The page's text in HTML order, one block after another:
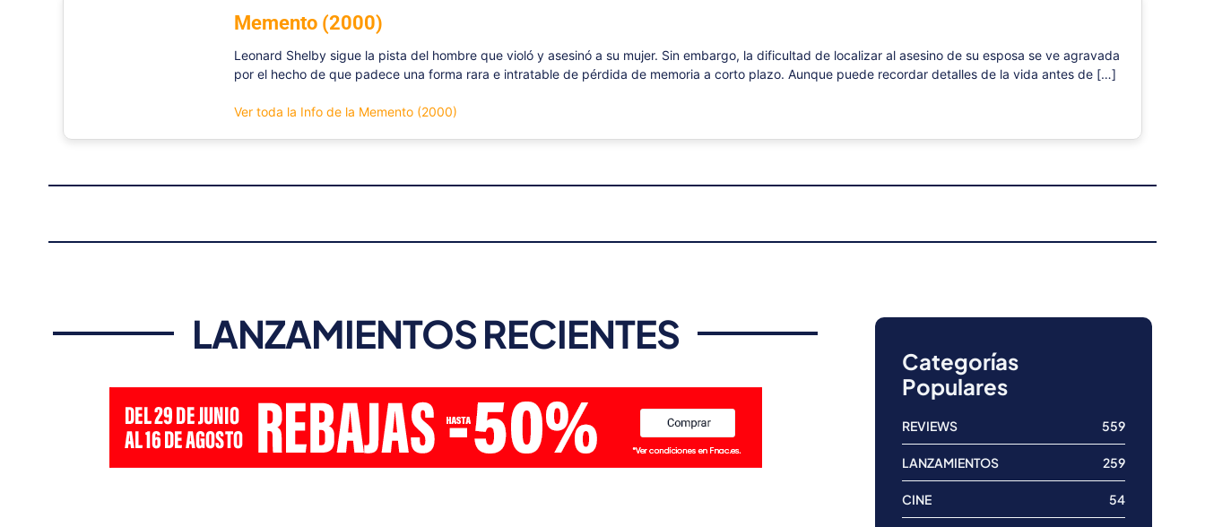
Memento (2000)
Leonard Shelby sigue la pista del hombre que violó y asesinó a su mujer. Sin embargo, la dificultad de localizar al asesino de su esposa se ve agravada
por el hecho de que padece una forma rara e intratable de pérdida de memoria a corto plazo. Aunque puede recordar detalles de la vida antes de […]
Ver toda la Info de la Memento (2000)
LANZAMIENTOS RECIENTES
Categorías
Populares
REVIEWS 559
LANZAMIENTOS 259
CINE 54